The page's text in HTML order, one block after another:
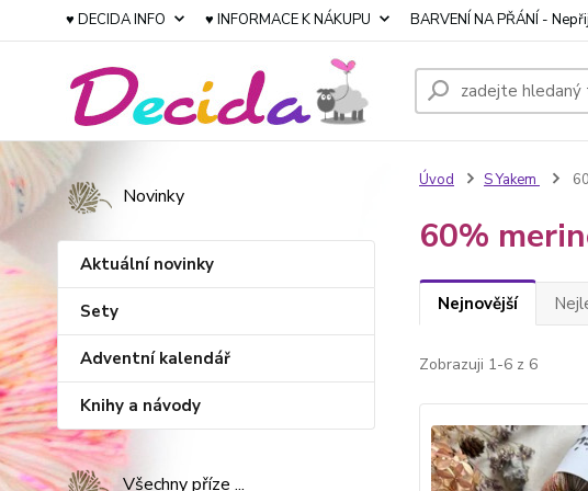
♥ DECIDA INFO ♥ INFORMACE K NÁKUPU BARVENÍ NA PŘÁNÍ -
Novinky
Aktuální novinky
Sety
Adventní kalendář
Knihy a návody
Všechny příze ...
Úvod S Yakem
60%
Nejnovější
Zobrazuji 1-6 z 6